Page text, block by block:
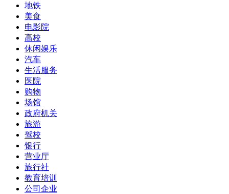
地铁
美食
电影院
高校
休闲娱乐
汽车
生活服务
医院
购物
场馆
政府机关
旅游
驾校
银行
营业厅
旅行社
教育培训
公司企业